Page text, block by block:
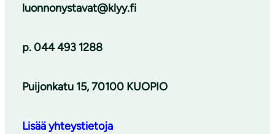
luonnonystavat@klyy.fi
p. 044 493 1288
Puijonkatu 15, 70100 KUOPIO
Lisää yhteystietoja